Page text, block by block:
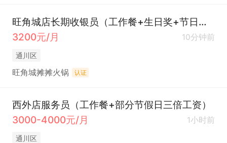
旺角城店长期收银员（工作餐+生日奖+节日福利）
3200元/月
10分钟前
通川区
旺角城摊摊火锅 认证
西外店服务员（工作餐+部分节假日三倍工资）
3000-4000元/月
1小时前
通川区